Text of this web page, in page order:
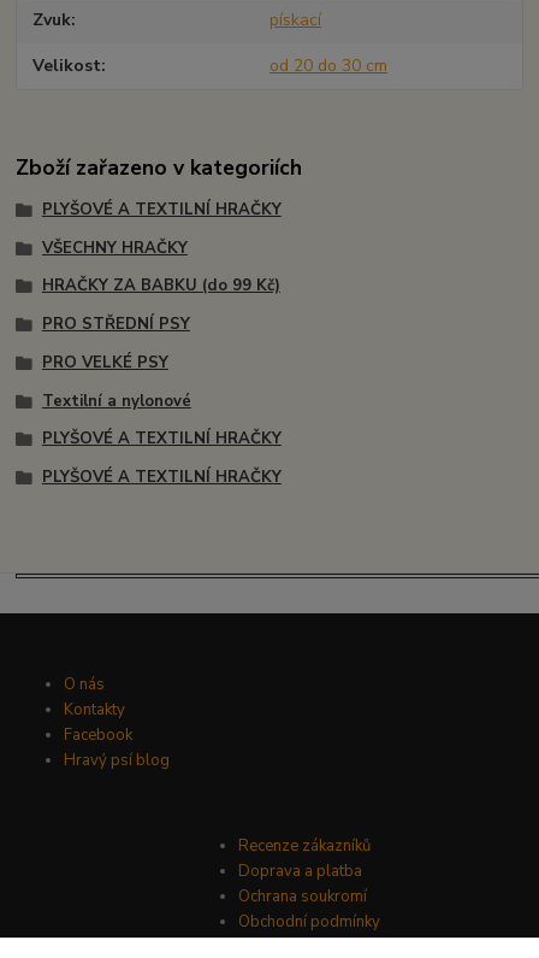
Zvuk pískací
Velikost od 20 do 30 cm
Zboží zařazeno v kategoriích
PLYŠOVÉ A TEXTILNÍ HRAČKY
VŠECHNY HRAČKY
HRAČKY ZA BABKU (do 99 Kč)
PRO STŘEDNÍ PSY
PRO VELKÉ PSY
Textilní a nylonové
PLYŠOVÉ A TEXTILNÍ HRAČKY
PLYŠOVÉ A TEXTILNÍ HRAČKY
O nás
Kontakty
Facebook
Hravý psí blog
Recenze zákazníků
Doprava a platba
Ochrana soukromí
Obchodní podmínky